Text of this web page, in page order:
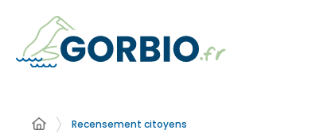
Recensement citoyens